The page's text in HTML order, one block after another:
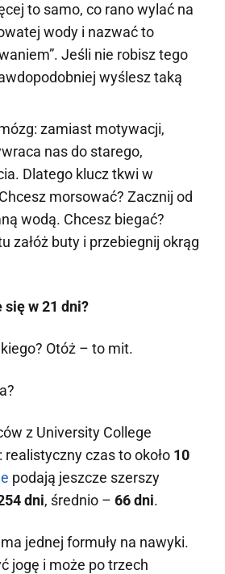
to samo, co rano wylać na
wody i nazwać to
Jeśli nie robisz tego
wyślesz taką
zamiast motywacji,
nas do starego,
Dlatego klucz tkwi w
morsować? Zacznij od
wodą. Chcesz biegać?
załóż buty i przebiegnij okrąg
się w 21 dni?
Otóż – to mit.
z University College
realistyczny czas to około 10
podają jeszcze szerszy
dni, średnio – 66 dni.
jednej formuły na nawyki.
jogę i może po trzech